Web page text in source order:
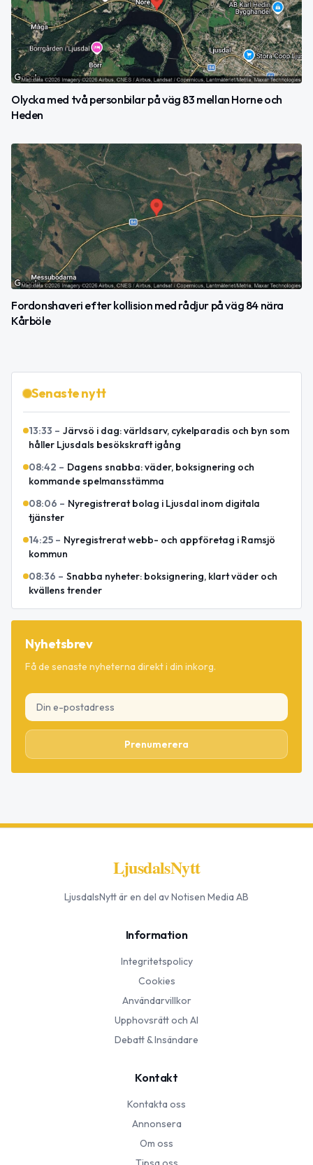
Olycka med två personbilar på väg 83 mellan Horne och
Heden
Fordonshaveri efter kollision med rådjur på väg 84 nära
Kårböle
Senaste nytt
13:33 – Järvsö i dag: världsarv, cykelparadis och byn som
håller Ljusdals besökskraft igång
08:42 – Dagens snabba: väder, boksignering och
kommande spelmansstämma
08:06 – Nyregistrerat bolag i Ljusdal inom digitala
tjänster
14:25 – Nyregistrerat webb- och appföretag i Ramsjö
kommun
08:36 – Snabba nyheter: boksignering, klart väder och
kvällens trender
Nyhetsbrev
Få de senaste nyheterna direkt i din inkorg.
Prenumerera
LjusdalsNytt
LjusdalsNyttär en del av Notisen Media AB
Information
Integritetspolicy
Cookies
Användarvillkor
Upphovsrätt och AI
Debatt & Insändare
Kontakt
Kontakta oss
Annonsera
Om oss